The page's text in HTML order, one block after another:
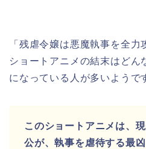
「残虐令嬢は悪魔執事を全
ショートアニメ の結末はどん
になっている人が多いようで
このショートアニメは、
公が、執事を虐待する最